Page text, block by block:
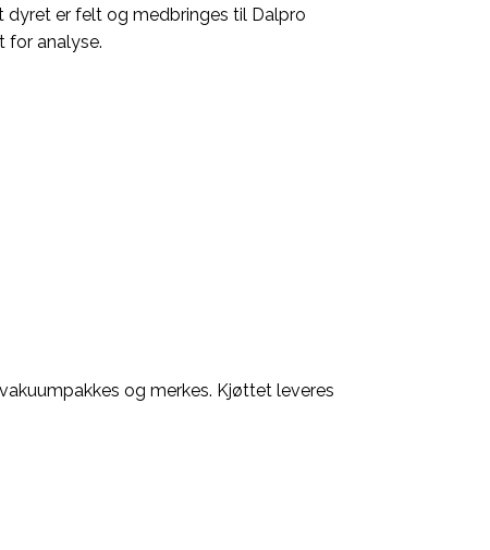
dyret er felt og medbringes til Dalpro
for analyse.
og merkes. Kjøttet leveres